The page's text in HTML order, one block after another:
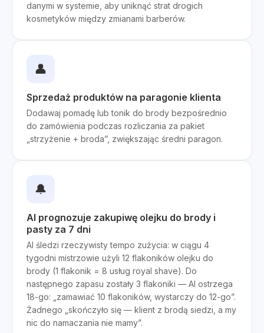
danymi w systemie, aby uniknąć strat drogich
kosmetyków między zmianami barberów.
👤
Sprzedaż produktów na paragonie klienta
Dodawaj pomadę lub tonik do brody bezpośrednio
do zamówienia podczas rozliczania za pakiet
„strzyżenie + broda”, zwiększając średni paragon.
🔔
AI prognozuje zakupiwę olejku do brody i
pasty za 7 dni
AI śledzi rzeczywisty tempo zużycia: w ciągu 4
tygodni mistrzowie użyli 12 flakoników olejku do
brody (1 flakonik = 8 usług royal shave). Do
następnego zapasu zostały 3 flakoniki — AI ostrzega
18-go: „zamawiać 10 flakoników, wystarczy do 12-go”.
Żadnego „skończyło się — klient z brodą siedzi, a my
nic do namaczania nie mamy”.